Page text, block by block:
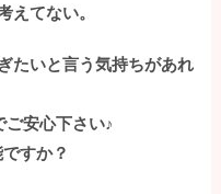
えてない。
たいと言う気持ちがあれ
ご安心下さい♪
すか？